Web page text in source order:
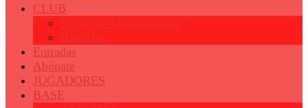
CLUB
Portal de Transparencia
Historia
Entradas
Abónate
JUGADORES
BASE